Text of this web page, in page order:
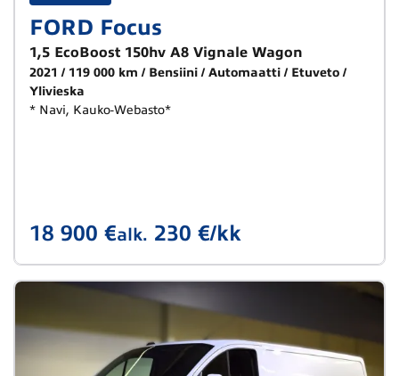
FORD Focus
1,5 EcoBoost 150hv A8 Vignale Wagon
2021 119 000 km Bensiini Automaatti
Etuveto
Ylivieska
* Navi, Kauko-Webasto*
18 900 €alk. 230 €/kk